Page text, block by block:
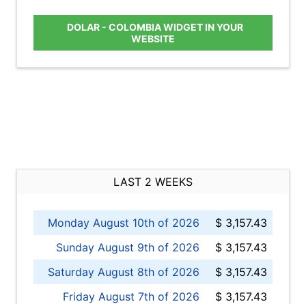
DOLAR - COLOMBIA WIDGET IN YOUR
WEBSITE
LAST 2 WEEKS
Monday August 10th of 2026
$ 3,157.43
Sunday August 9th of 2026
$ 3,157.43
Saturday August 8th of 2026
$ 3,157.43
Friday August 7th of 2026
$ 3,157.43